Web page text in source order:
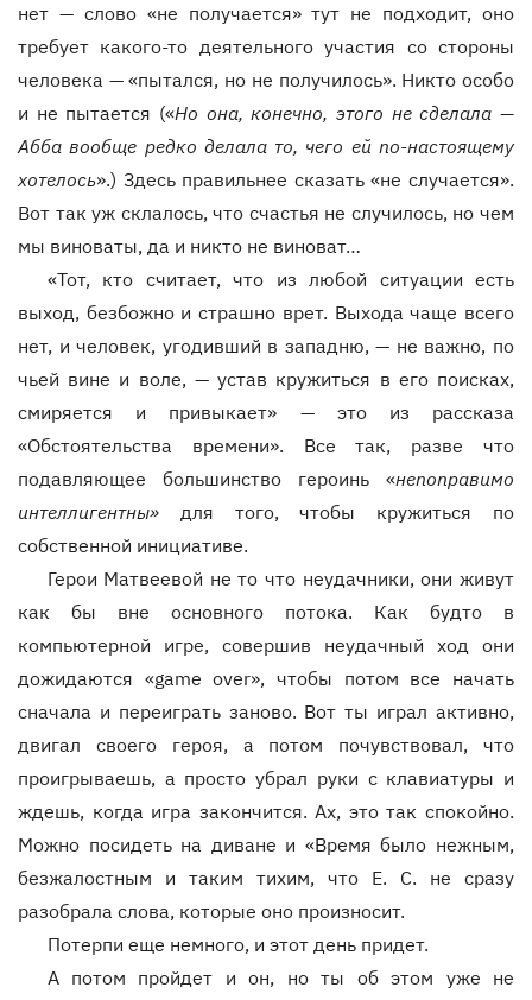
нет — слово «не получается» тут не подходит, оно
требует какого-то деятельного участия со стороны
человека — «пытался, но не получилось». Никто особо
и не пытается («Но она, конечно, этого не сделала —
Абба вообще редко делала то, чего ей по-настоящему
хотелось».) Здесь правильнее сказать «не случается».
Вот так уж склалось, что счастья не случилось, но чем
мы виноваты, да и никто не виноват…
«Тот, кто считает, что из любой ситуации есть
выход, безбожно и страшно врет. Выхода чаще всего
нет, и человек, угодивший в западню, — не важно, по
чьей вине и воле, — устав кружиться в его поисках,
смиряется и привыкает» — это из рассказа
«Обстоятельства времени». Все так, разве что
подавляющее большинство героинь «непоправимо
интеллигентны» для того, чтобы кружиться по
собственной инициативе.
Герои Матвеевой не то что неудачники, они живут
как бы вне основного потока. Как будто в
компьютерной игре, совершив неудачный ход они
дожидаются «game over», чтобы потом все начать
сначала и переиграть заново. Вот ты играл активно,
двигал своего героя, а потом почувствовал, что
проигрываешь, а просто убрал руки с клавиатуры и
ждешь, когда игра закончится. Ах, это так спокойно.
Можно посидеть на диване и «Время было нежным,
безжалостным и таким тихим, что Е. С. не сразу
разобрала слова, которые оно произносит.
Потерпи еще немного, и этот день придет.
А потом пройдет и он, но ты об этом уже не